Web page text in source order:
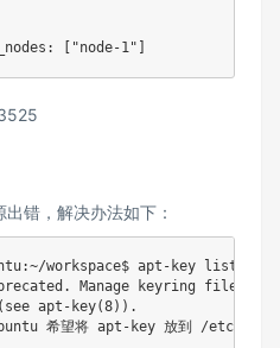
"node-1"
出错，解决办法如下：
workspace$ apt-key list
Manage keyring files
( see apt-key(8)) .
希望将 apt-key 放到 /etc/apt/